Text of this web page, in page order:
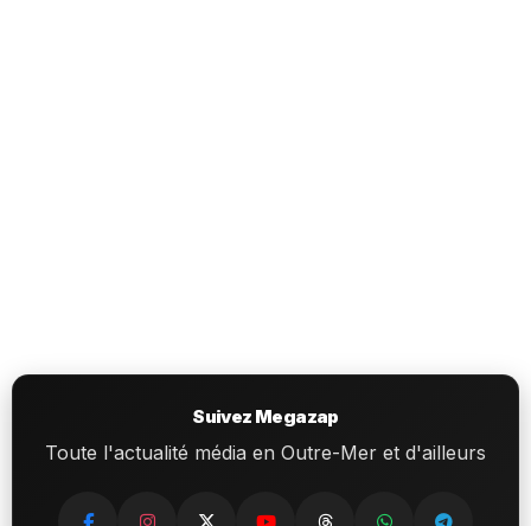
Suivez Megazap
Toute l'actualité média en Outre-Mer et d'ailleurs